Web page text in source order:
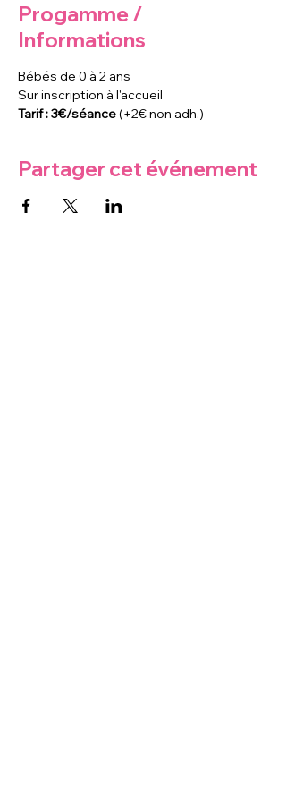
Progamme /
Informations
Bébés de 0 à 2 ans
Sur inscription à l'accueil
Tarif : 3€/séance (+2€ non adh.)
Partager cet événement